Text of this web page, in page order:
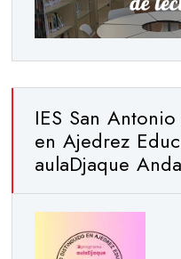
IES San
en Ajedrez
aulaDjaque